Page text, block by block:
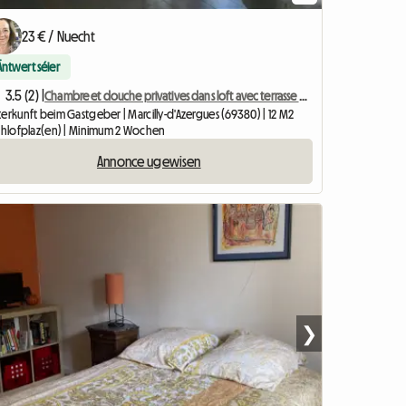
23 € / Nuecht
séier
3.5 (2) |
Chambre et douche privatives dans loft avec terrasse 40 m2
beim Gastgeber | Marcilly-d'Azergues (69380) | 12 M2
| Minimum 2 Wochen
Annonce ugewisen
❯